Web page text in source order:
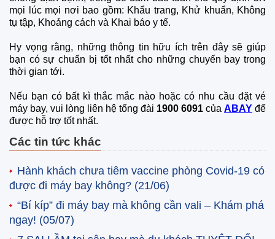
mọi lúc mọi nơi bao gồm: Khẩu trang, Khử khuẩn, Không
tụ tập, Khoảng cách và Khai báo y tế.
Hy vọng rằng, những thông tin hữu ích trên đây sẽ giúp
bạn có sự chuẩn bị tốt nhất cho những chuyến bay trong
thời gian tới.
Nếu bạn có bất kì thắc mắc nào hoặc có nhu cầu đặt vé
máy bay, vui lòng liên hệ tổng đài 1900 6091 của ABAY để
được hỗ trợ tốt nhất.
Các tin tức khác
Hành khách chưa tiêm vaccine phòng Covid-19 có
được đi máy bay không? (21/06)
“Bí kíp” đi máy bay mà không cần vali – Khám phá
ngay! (05/07)